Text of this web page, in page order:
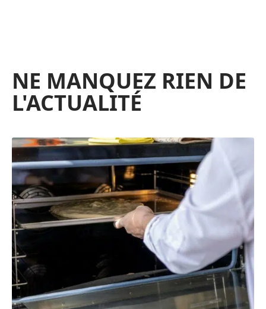
NE MANQUEZ RIEN DE
L'ACTUALITÉ